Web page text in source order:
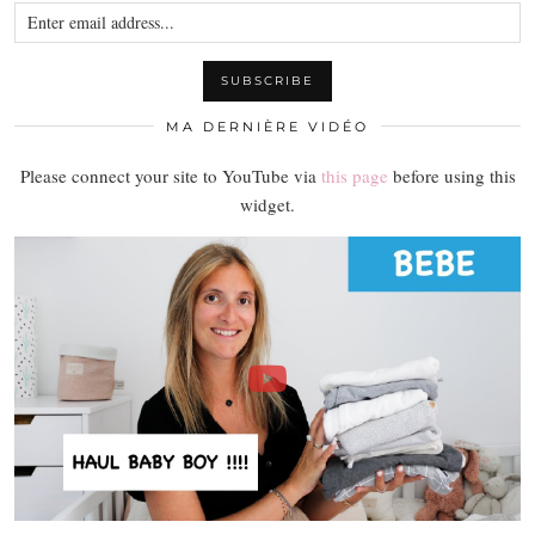
MA DERNIÈRE VIDÉO
Please connect your site to YouTube via this page before using this
widget.